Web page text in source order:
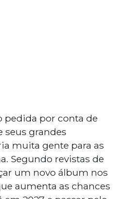
pedida por conta de
seus grandes
muita gente para as
Segundo revistas de
um novo álbum nos
aumenta as chances